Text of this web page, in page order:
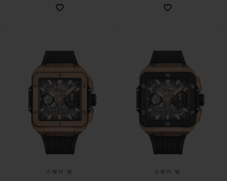
스퀘어 뱅 스퀘어 뱅
안전한 결제
연락처